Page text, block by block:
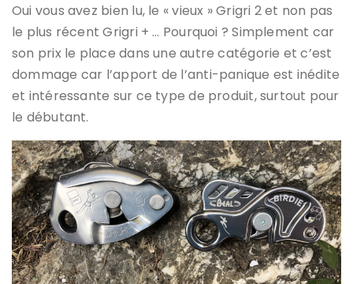
Oui vous avez bien lu, le « vieux » Grigri 2 et non pas
le plus récent Grigri + … Pourquoi ? Simplement car
son prix le place dans une autre catégorie et c’est
dommage car l’apport de l’anti-panique est inédite
et intéressante sur ce type de produit, surtout pour
le débutant.